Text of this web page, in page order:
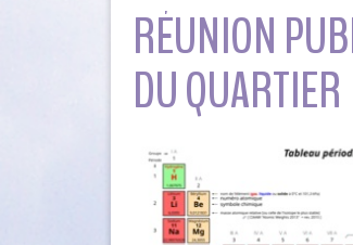
RÉUNION
DU QUARTIER